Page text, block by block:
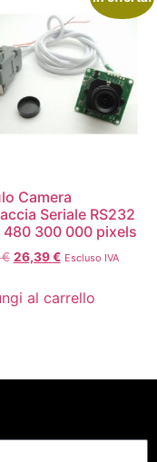
Camera
Seriale RS232
480 300 000 pixels
€ 26,39€ Escluso IVA
al carrello